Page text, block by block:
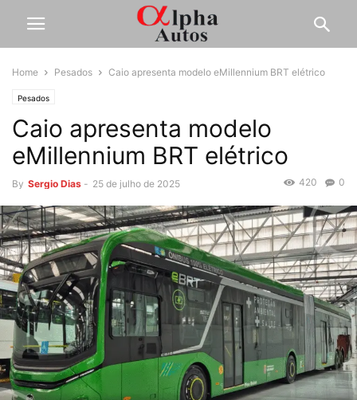
Home Pesados Caio apresenta modelo eMillennium BRT elétrico
Pesados
Caio apresenta modelo
eMillennium BRT elétrico
By Sergio Dias - 25 de julho de 2025 0
420